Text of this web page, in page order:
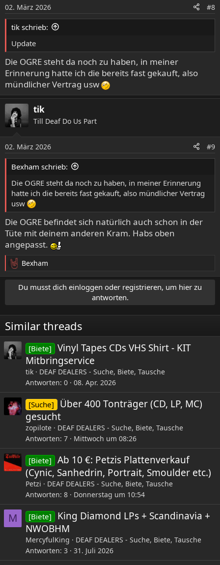
02. März 2026 #8
tik schrieb:
Update
Die OGRE steht da noch zu haben, in meiner
Erinnerung hatte ich die bereits fast gekauft, also
mündlicher Vertrag usw
tik
Till Deaf Do Us Part
02. März 2026 #9
Bexham schrieb:
Die OGRE steht da noch zu haben, in meiner Erinnerung
hatte ich die bereits fast gekauft, also mündlicher Vertrag
usw
Die OGRE befindet sich natürlich auch schon in der
Tüte mit deinem anderen Kram. Habs oben
angepasst.
R
e
t
i
o
n
e
n
:
Bexham
Du musst dich einloggen oder registrieren, um hier zu
antworten.
Similar threads
[Biete]
Vinyl Tapes CDs VHS Shirt - KIT
Mitbringservice
tik
DEAF DEALERS - Suche, Biete, Tausche
Antworten 0 08. Apr. 2026
[Suche]
Über 400 Tonträger (CD, LP, MC)
gesucht
zopilote
DEAF DEALERS - Suche, Biete, Tausche
Antworten 7 Mittwoch um 08:26
[Biete]
Ab 10 €: Petzis Plattenverkauf
(Cynic, Sanhedrin, Portrait, Smoulder etc.)
Petzi
DEAF DEALERS - Suche, Biete, Tausche
Antworten 8 Donnerstag um 10:54
M [Biete]
King Diamond LPs + Scandinavia +
NWOBHM
MercyfulKing
DEAF DEALERS - Suche, Biete, Tausche
Antworten 3 31. Juli 2026